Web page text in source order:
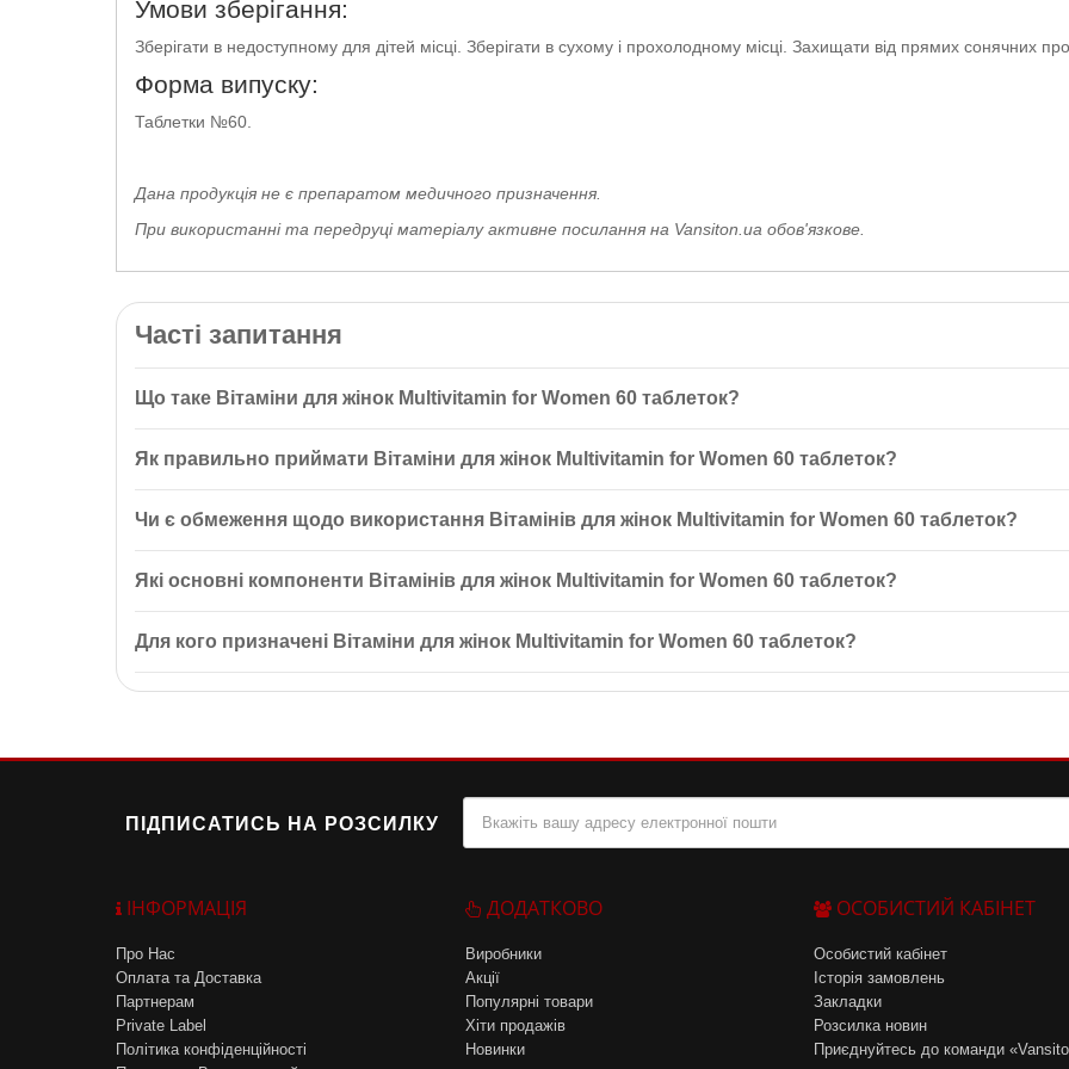
Умови зберігання:
Зберігати в недоступному для дітей місці. Зберігати в сухому і прохолодному місці. Захищати від прямих сонячних
Форма випуску:
Таблетки №60.
Дана продукція не є препаратом медичного призначення.
При використанні та передруці матеріалу активне посилання на Vansiton.ua обов'язкове.
Часті запитання
Що таке Вітаміни для жінок Multivitamin for Women 60 таблеток?
жінок. Він містить високоякісні вітаміни тамінерали, які допомагають підтримувати здоров'я та рівень енергії в умовах
Як правильно приймати Вітаміни для жінок Multivitamin for Women 60 таблеток?
час вагітності або лактації.
Чи є обмеження щодо використання Вітамінів для жінок Multivitamin for Women 60 таблеток?
дієту.
Які основні компоненти Вітамінів для жінок Multivitamin for Women 60 таблеток?
покращенню обміну речовин та підтримці здоров'я.
Для кого призначені Вітаміни для жінок Multivitamin for Women 60 таблеток?
ПІДПИСАТИСЬ НА РОЗСИЛКУ
ІНФОРМАЦІЯ
Про Нас
Оплата та Доставка
Партнерам
Private Label
Політика конфіденційності
ДОДАТКОВО
Виробники
Акції
Популярні товари
Хіти продажів
Новинки
ОСОБИСТИЙ КАБІНЕТ
Особистий кабінет
Історія замовлень
Закладки
Розсилка новин
Приєднуйтесь до команди